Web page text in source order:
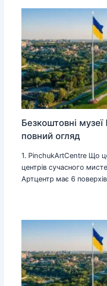
Безкоштовні
повний огляд
1. PinchukArtCentre Що
центрів сучасного
Артцентр має 6